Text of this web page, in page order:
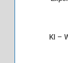
KI –